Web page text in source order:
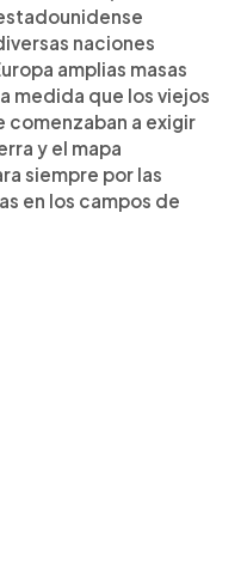
naciones
amplias masas
medida que los viejos
comenzaban a exigir
y el mapa
siempre por las
en los campos de